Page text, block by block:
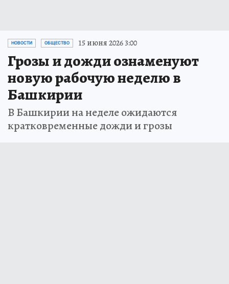
НОВОСТИ ОБЩЕСТВО 15 июня 2026 3:00
Грозы и дожди ознаменуют
новую рабочую неделю в
Башкирии
В Башкирии на неделе ожидаются
кратковременные дожди и грозы